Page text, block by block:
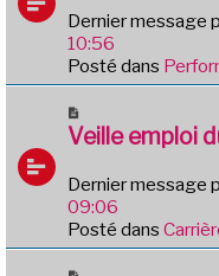
e
v
e
a
u
e
s
a
g
e
Dernier message
10:56
Posté dans
o
v
e
a
u
Veille emploi
Dernier message
09:06
Posté dans